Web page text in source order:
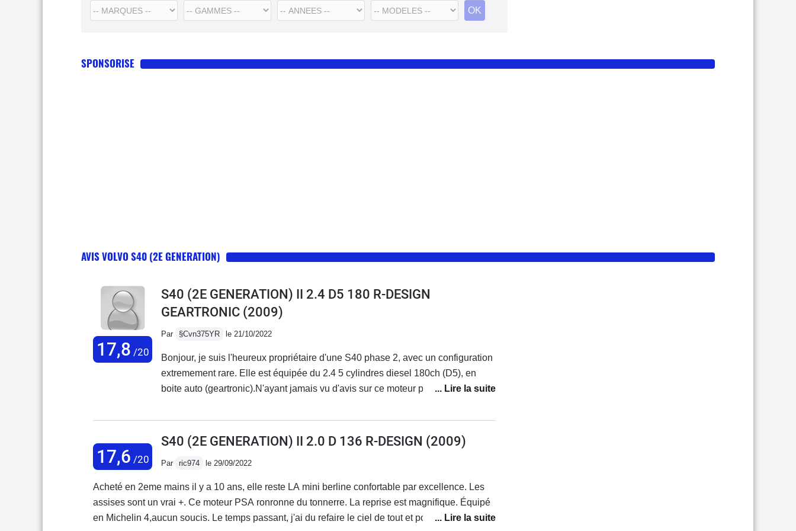
SPONSORISE
AVIS VOLVO S40 (2E GENERATION)
17,8 /20
S40 (2E GENERATION) II 2.4 D5 180 R-DESIGN
GEARTRONIC (2009)
Par §Cvn375YR le 21/10/2022
Bonjour, je suis l'heureux propriétaire d'une S40 phase 2, avec un configuration
extremement rare. Elle est équipée du 2.4 5 cylindres diesel 180ch (D5), en
boite auto (geartronic).N'ayant jamais vu d'avis sur ce moteur precisement, je
marque (D4 par exemple), et qui equipe d'autres modèles également. C'est un
moteur extrêmement fiable, le plus fiable et le plus abouti des 5 cylindres Volvo
d'ailleurs. Donc niveau fiabilité, aucuns soucis, vous partez sur un des moteurs
les plus fiables du marché. Ce moteur n'a pas de problemes de fiabilité (du
tout!) Dans cette version D5.Niveau performances bon on reste sur un mazout..
Mais le 5 cylindres a un son plutôt sympa, les relances sont impressionnantes
pour "seulement" 180ch en boite manuelle.Pour la boite auto, n'oubliez pas que
17,6 /20
S40 (2E GENERATION) II 2.0 D 136 R-DESIGN (2009)
Par ric974 le 29/09/2022
Acheté en 2eme mains il y a 10 ans, elle reste LA mini berline confortable par excellence. Les
assises sont un vrai +. Ce moteur PSA ronronne du tonnerre. La reprise est magnifique. Équipé
en Michelin 4,aucun soucis. Le temps passant, j'ai du refaire le ciel de tout et portière. Mais